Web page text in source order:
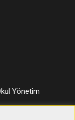
Yönetim